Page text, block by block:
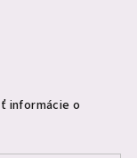
informácie o